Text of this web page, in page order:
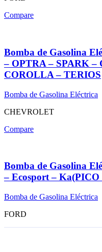
Compare
Bomba de Gasolina
– OPTRA – SPARK –
COROLLA – TERIOS
Bomba de Gasolina Eléctrica
CHEVROLET
Compare
Bomba de Gasolina
– Ecosport –
Bomba de Gasolina Eléctrica
FORD